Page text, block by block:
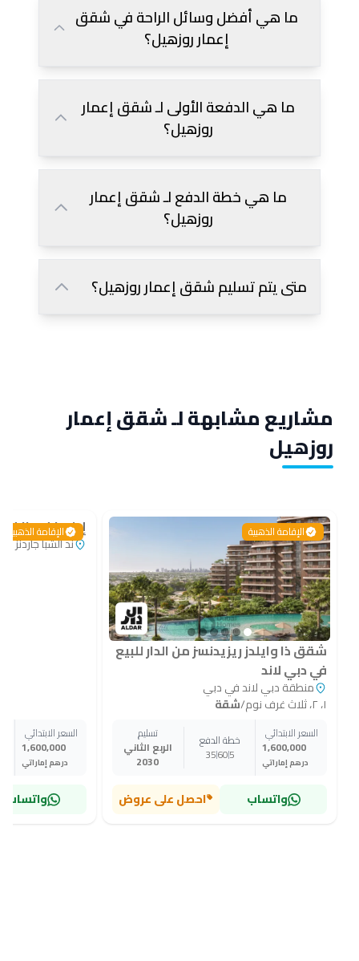
ما هي أفضل وسائل الراحة في شقق
إعمار روزهيل؟
ما هي الدفعة الأولى لـ شقق إعمار
روزهيل؟
ما هي خطة الدفع لـ شقق إعمار
روزهيل؟
متى يتم تسليم شقق إعمار روزهيل؟
مشاريع مشابهة لـ شقق إعمار
روزهيل
الإقامة الذهبية
شقق ذا وايلدز ريزيدنسز من الدار للبيع
في دبي لاند
منطقة دبي لاند في دبي
١، ٢، ثلاث غرف نوم
/شقة
السعر الابتدائي
1,600,000
درهم إماراتي
خطة الدفع
5
60
35
تسليم
الربع الثاني
2030
واتساب احصل على عروض
الإقامة الذهبية
إيلورا في ذا
ند الشبا جاردنز
السعر الابتدائي
1,600,000
درهم إماراتي
واتساب